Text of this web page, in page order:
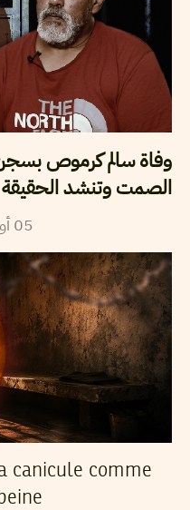
وفاة سالم كرموص
الصمت وتنشد الحقيقة
05
canicule comme